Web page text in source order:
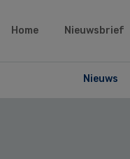
Home Nieuwsbrief
Nieuws